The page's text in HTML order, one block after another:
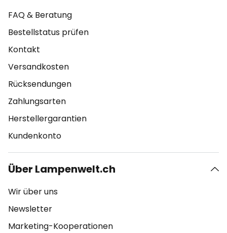
FAQ & Beratung
Bestellstatus prüfen
Kontakt
Versandkosten
Rücksendungen
Zahlungsarten
Herstellergarantien
Kundenkonto
Über Lampenwelt.ch
Wir über uns
Newsletter
Marketing-Kooperationen